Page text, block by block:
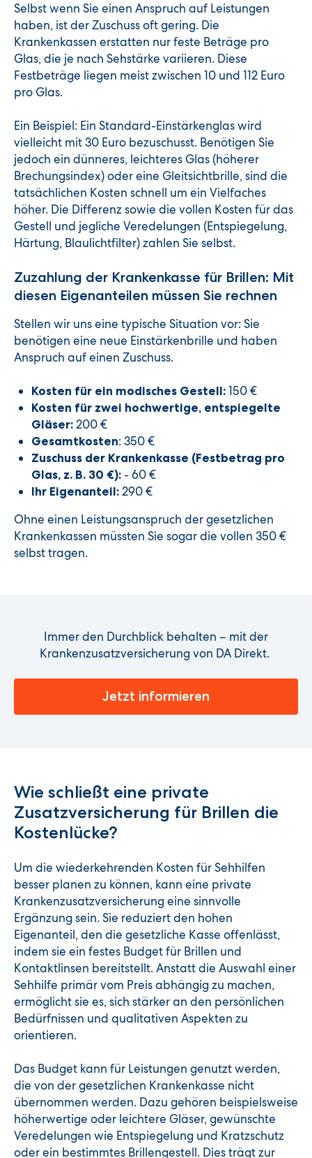
Selbst wenn Sie einen Anspruch auf Leistungen
haben, ist der Zuschuss oft gering. Die
Krankenkassen erstatten nur feste Beträge pro
Glas, die je nach Sehstärke variieren. Diese
Festbeträge liegen meist zwischen 10 und 112 Euro
pro Glas.
Ein Beispiel: Ein Standard-Einstärkenglas wird
vielleicht mit 30 Euro bezuschusst. Benötigen Sie
jedoch ein dünneres, leichteres Glas (höherer
Brechungsindex) oder eine Gleitsichtbrille, sind die
tatsächlichen Kosten schnell um ein Vielfaches
höher. Die Differenz sowie die vollen Kosten für das
Gestell und jegliche Veredelungen (Entspiegelung,
Härtung, Blaulichtfilter) zahlen Sie selbst.
Zuzahlung der Krankenkasse für Brillen: Mit
diesen Eigenanteilen müssen Sie rechnen
Stellen wir uns eine typische Situation vor: Sie
benötigen eine neue Einstärkenbrille und haben
Anspruch auf einen Zuschuss.
Kosten für ein modisches Gestell: 150 €
Kosten für zwei hochwertige, entspiegelte
Gläser: 200 €
Gesamtkosten: 350 €
Zuschuss der Krankenkasse (Festbetrag pro
Glas, z. B. 30 €): - 60 €
Ihr Eigenanteil: 290 €
Ohne einen Leistungsanspruch der gesetzlichen
Krankenkassen müssten Sie sogar die vollen 350 €
selbst tragen.
Immer den Durchblick behalten – mit der
Krankenzusatzversicherung von DA Direkt.
Jetzt informieren
Wie schließt eine private
Zusatzversicherung für Brillen die
Kostenlücke?
Um die wiederkehrenden Kosten für Sehhilfen
besser planen zu können, kann eine private
Krankenzusatzversicherung eine sinnvolle
Ergänzung sein. Sie reduziert den hohen
Eigenanteil, den die gesetzliche Kasse offenlässt,
indem sie ein festes Budget für Brillen und
Kontaktlinsen bereitstellt. Anstatt die Auswahl einer
Sehhilfe primär vom Preis abhängig zu machen,
ermöglicht sie es, sich stärker an den persönlichen
Bedürfnissen und qualitativen Aspekten zu
orientieren.
Das Budget kann für Leistungen genutzt werden,
die von der gesetzlichen Krankenkasse nicht
übernommen werden. Dazu gehören beispielsweise
höherwertige oder leichtere Gläser, gewünschte
Veredelungen wie Entspiegelung und Kratzschutz
oder ein bestimmtes Brillengestell. Dies trägt zur